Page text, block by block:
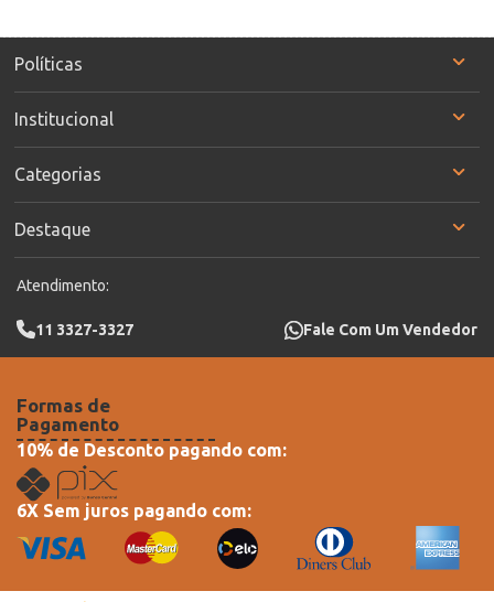
Políticas
Institucional
Categorias
Destaque
Atendimento:
11 3327-3327 Fale Com Um Vendedor
Formas de
Pagamento
10% de Desconto pagando com:
6X Sem juros pagando com: